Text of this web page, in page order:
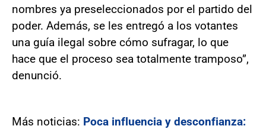
nombres ya preseleccionados por el partido del
poder. Además, se les entregó a los votantes
una guía ilegal sobre cómo sufragar, lo que
hace que el proceso sea totalmente tramposo”,
denunció.
Más noticias: Poca influencia y desconfianza: